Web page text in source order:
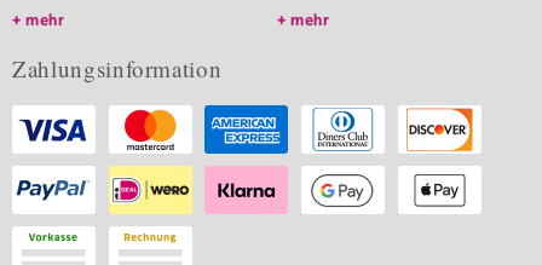
mehr
mehr
Zahlungsinformation